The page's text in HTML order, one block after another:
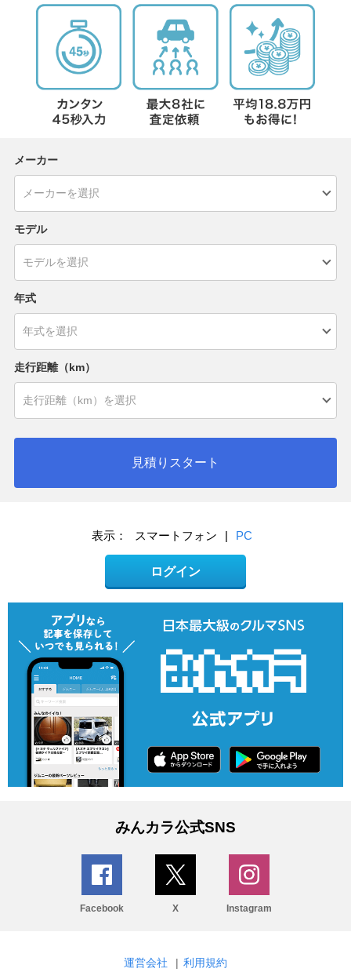
メーカー
モデル
年式
走行距離（km）
見積りスタート
表示： スマートフォン | PC
ログイン
みんカラ公式SNS
Facebook X Instagram
運営会社 | 利用規約